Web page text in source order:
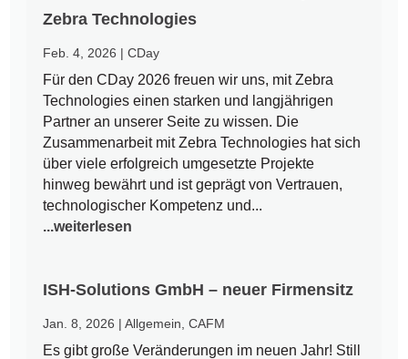
Zebra Technologies
Feb. 4, 2026 |CDay
Für den CDay 2026 freuen wir uns, mit Zebra
Technologies einen starken und langjährigen
Partner an unserer Seite zu wissen. Die
Zusammenarbeit mit Zebra Technologies hat sich
über viele erfolgreich umgesetzte Projekte
hinweg bewährt und ist geprägt von Vertrauen,
technologischer Kompetenz und...
...weiterlesen
ISH-Solutions GmbH – neuer Firmensitz
Jan. 8, 2026 |Allgemein ,CAFM
Es gibt große Veränderungen im neuen Jahr! Still